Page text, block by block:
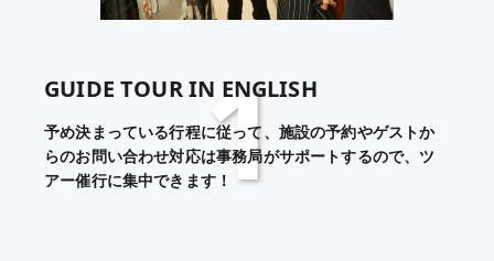
1
GUIDE TOUR IN ENGLISH
予め決まっている行程に従って、施設の予約やゲストか
らのお問い合わせ対応は事務局がサポートするので、ツ
アー催行に集中できます！